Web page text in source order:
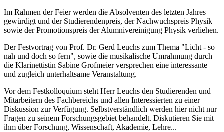
Im Rahmen der Feier werden die Absolventen des letzten Jahres
gewürdigt und der Studierendenpreis, der Nachwuchspreis Physik
sowie der Promotionspreis der Alumnivereinigung Physik verliehen.
Der Festvortrag von Prof. Dr. Gerd Leuchs zum Thema "Licht - so
nah und doch so fern", sowie die musikalische Umrahmung durch
die Klarinettistin Sabine Grofmeier versprechen eine interessante
und zugleich unterhaltsame Veranstaltung.
Vor dem Festkolloquium steht Herr Leuchs den Studierenden und
Mitarbeitern des Fachbereichs und allen Interessierten zu einer
Diskussion zur Verfügung. Selbstverständlich werden hier nicht nur
Fragen zu seinem Forschungsgebiet behandelt. Diskutieren Sie mit
ihm über Forschung, Wissenschaft, Akademie, Lehre...